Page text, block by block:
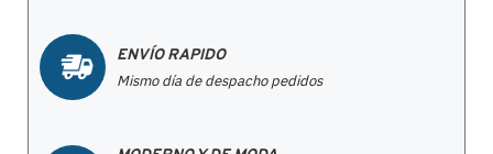
ENVÍO RAPIDO
Mismo día de despacho pedidos